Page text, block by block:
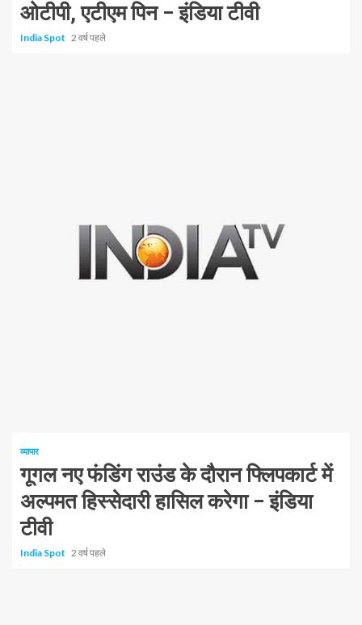
ओटीपी, एटीएम पिन – इंडिया टीवी
India Spot 2 वर्ष पहले
व्यापार
गूगल नए फंडिंग राउंड के दौरान फ्लिपकार्ट में
अल्पमत हिस्सेदारी हासिल करेगा – इंडिया
टीवी
India Spot 2 वर्ष पहले